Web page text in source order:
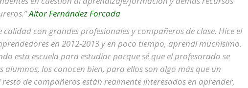
Aitor Fernández Forcada
con grandes profesionales y compañeros de clase. Hice el
en 2012-2013 y en poco tiempo, aprendí muchísimo.
esta escuela para estudiar porque sé que el profesorado se
los conocen bien, para ellos son algo más que un
de compañeros están realmente interesados en aprender,